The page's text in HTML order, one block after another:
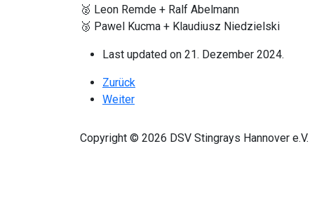
🥈 Leon Remde + Ralf Abelmann
🥉 Pawel Kucma + Klaudiusz Niedzielski
Last updated on 21. Dezember 2024.
Vorheriger Beitrag: 𝐅𝐢𝐧𝐚𝐥𝐞 𝐎𝐥𝐝𝐢𝐞𝐬 𝐂𝐮𝐩 𝟐𝟎𝟐𝟒🎯
Zurück
Nächster Beitrag: 𝐌𝐚𝐫𝐜𝐮𝐬 𝐊𝐢𝐫𝐜𝐡𝐦𝐚𝐧𝐧 𝐠𝐞𝐰𝐢𝐧𝐧𝐭
Weiter
Copyright © 2026 DSV Stingrays Hannover e.V.